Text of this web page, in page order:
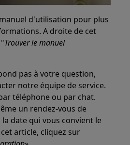
d'utilisation pour plus
A droite de cet
Trouver le manuel
pas à votre question,
notre équipe de service.
téléphone ou par chat.
un rendez-vous de
la date qui vous convient le
article, cliquez sur